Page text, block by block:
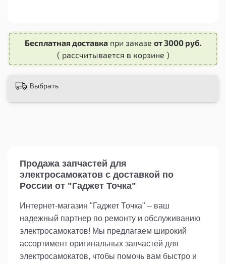
катаний!
Бесплатная доставкапри заказе от 3000 руб.
( рассчитывается в корзине )
Выбрать
Продажа запчастей для
электросамокатов с доставкой по
России от "Гаджет Точка"
Интернет-магазин "Гаджет Точка" – ваш
надежный партнер по ремонту и обслуживанию
электросамокатов! Мы предлагаем широкий
ассортимент оригинальных запчастей для
электросамокатов, чтобы помочь вам быстро и